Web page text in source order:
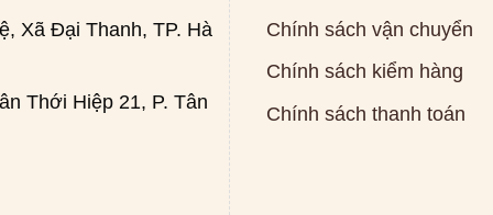
Xã Đại Thanh, TP. Hà
Thới Hiệp 21, P. Tân
Chính sách vận chuyển
Chính sách kiểm hàng
Chính sách thanh toán